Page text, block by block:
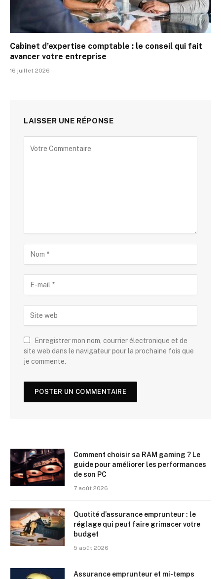
Cabinet d’expertise comptable : le conseil qui fait
avancer votre entreprise
16 juillet 2026
LAISSER UNE RÉPONSE
Enregistrer mon nom, courrier électronique et de
site web dans le navigateur pour la prochaine fois que
je commente.
Comment choisir sa RAM gaming ? Le
guide pour améliorer les performances
de son PC
7 août 2026
Quotité d’assurance emprunteur : le
réglage qui peut faire grimacer votre
budget
5 août 2026
Assurance emprunteur et mi-temps